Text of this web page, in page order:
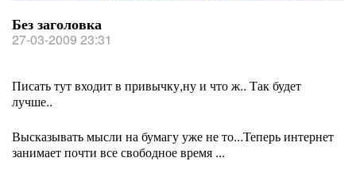
Без заголовка
27-03-2009 23:31
Писать тут входит в привычку,ну и что ж.. Так будет
лучше..
Высказывать мысли на бумагу уже не то...Теперь интернет
занимает почти все свободное время ...